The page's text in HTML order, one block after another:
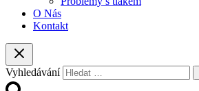
O Nás
Kontakt
Vyhledávání